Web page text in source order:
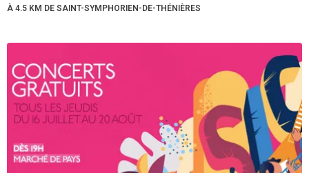
À 4.5 KM DE SAINT-SYMPHORIEN-DE-THÉNIÈRES